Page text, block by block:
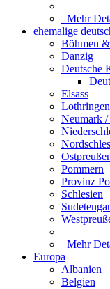
Mehr
ehemalige
Böhmen
Danzig
Deutsche
Elsass
Lothringen
Neumark /
Pommern
Provinz
Schlesien
Mehr
Europa
Albanien
Belgien